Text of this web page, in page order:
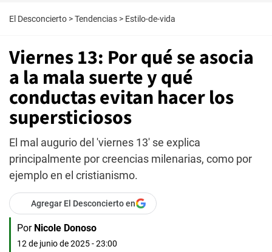
El Desconcierto >Tendencias > Estilo-de-vida
Viernes 13: Por qué se asocia
a la mala suerte y qué
conductas evitan hacer los
supersticiosos
El mal augurio del 'viernes 13' se explica
principalmente por creencias milenarias, como por
ejemplo en el cristianismo.
Agregar El Desconcierto en
Por Nicole Donoso
12 de junio de 2025 - 23:00